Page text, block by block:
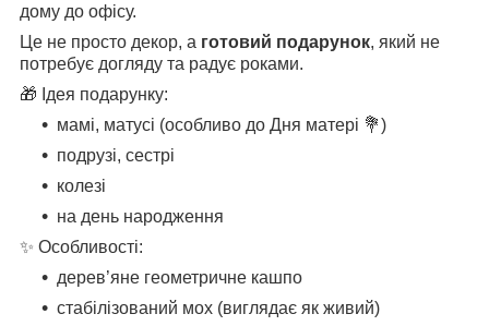
дому до офісу.
Це не просто декор, а готовий подарунок, який не
потребує догляду та радує роками.
🎁 Ідея подарунку:
мамі, матусі (особливо до Дня матері 💐)
подрузі, сестрі
колезі
на день народження
✨ Особливості:
дерев’яне геометричне кашпо
стабілізований мох (виглядає як живий)